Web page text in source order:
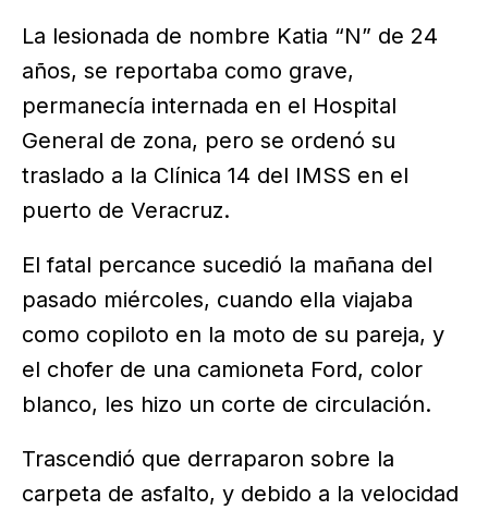
La lesionada de nombre Katia “N” de 24
años, se reportaba como grave,
permanecía internada en el Hospital
General de zona, pero se ordenó su
traslado a la Clínica 14 del IMSS en el
puerto de Veracruz.
El fatal percance sucedió la mañana del
pasado miércoles, cuando ella viajaba
como copiloto en la moto de su pareja, y
el chofer de una camioneta Ford, color
blanco, les hizo un corte de circulación.
Trascendió que derraparon sobre la
carpeta de asfalto, y debido a la velocidad